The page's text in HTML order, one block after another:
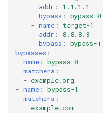
addr :
1.1.1.1
bypass :
bypass-0
- name :
target-1
addr :
8.8.8.8
bypass :
bypass-1
bypasses :
- name :
bypass-0
matchers :
- example.org
- name :
bypass-1
matchers :
- example.com